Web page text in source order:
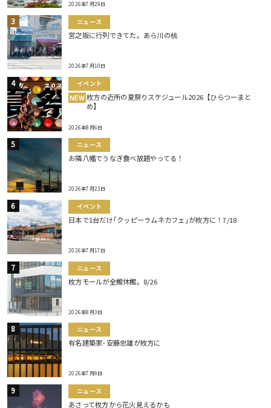
2026年7月29日
ニュース
宮之阪に行列できてた。あら川の桃
2026年7月10日
イベント
NEW 枚方の近所の夏祭りスケジュール2026【ひらつーまと
め】
2026年8月6日
ニュース
お隣八幡でうなぎ食べ放題やってる！
2026年7月23日
イベント
日本で1台だけ｢クッピーラムネカフェ｣が枚方に！7/18
2026年7月17日
ニュース
枚方モールが全館休館。8/26
2026年8月3日
ニュース
有名建築家･安藤忠雄が枚方に
2026年7月8日
ニュース
あさって枚方から花火見えるかも